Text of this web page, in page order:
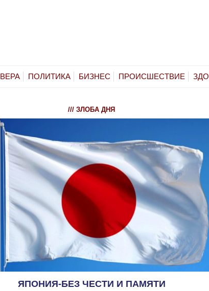
ВЕРА ПОЛИТИКА БИЗНЕС ПРОИСШЕСТВИЕ
/// ЗЛОБА ДНЯ
ЯПОНИЯ-БЕЗ ЧЕСТИ И ПАМЯТИ